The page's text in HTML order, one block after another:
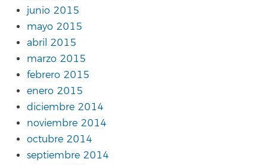
junio 2015
mayo 2015
abril 2015
marzo 2015
febrero 2015
enero 2015
diciembre 2014
noviembre 2014
octubre 2014
septiembre 2014